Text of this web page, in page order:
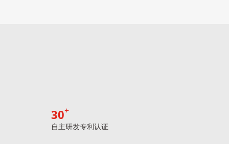
30
自主研发专利认证